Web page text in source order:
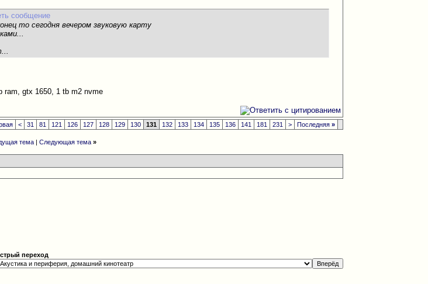
то сегодня вечером звуковую карту
ram, gtx 1650, 1 tb m2 nvme
< 31 81 121 126 127 128 129 130 131 132 133 134 135 136 141 181 231 > Последняя»
тема |Следующая тема »
переход